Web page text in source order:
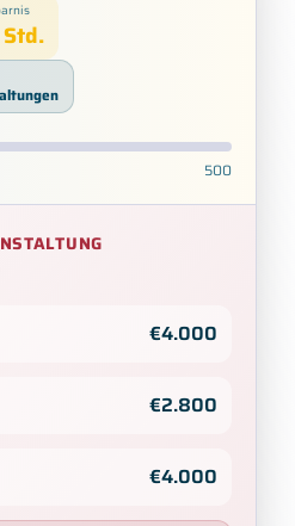
Std.
500
€4.000
€2.800
€4.000